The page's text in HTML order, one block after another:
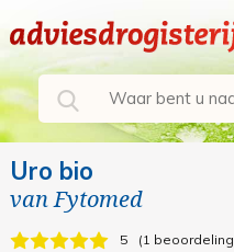
Uro bio
vanFytomed
5 1 beoordeling